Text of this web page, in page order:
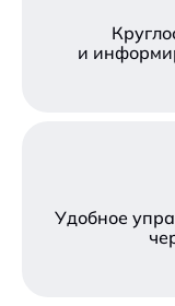
и
Удобное